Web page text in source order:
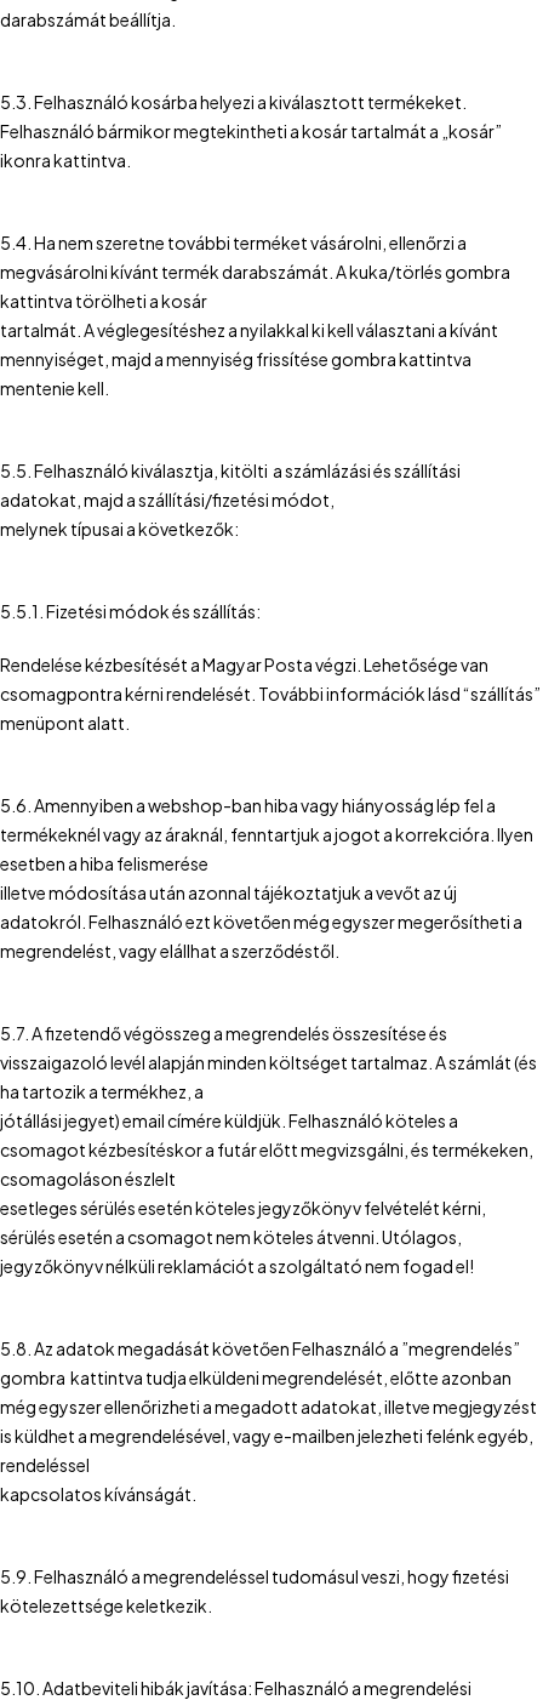
darabszámát beállítja.
5.3. Felhasználó kosárba helyezi a kiválasztott termékeket.
Felhasználó bármikor megtekintheti a kosár tartalmát a „kosár”
ikonra kattintva.
5.4. Ha nem szeretne további terméket vásárolni, ellenőrzi a
megvásárolni kívánt termék darabszámát. A kuka/törlés gombra
kattintva törölheti a kosár
tartalmát. A véglegesítéshez a nyilakkal ki kell választani a kívánt
mennyiséget, majd a mennyiség frissítése gombra kattintva
mentenie kell.
5.5. Felhasználó kiválasztja, kitölti a számlázási és szállítási
adatokat, majd a szállítási/fizetési módot,
melynek típusai a következők:
5.5.1. Fizetési módok és szállítás:
Rendelése kézbesítését a Magyar Posta végzi. Lehetősége van
csomagpontra kérni rendelését. További információk lásd “szállítás”
menüpont alatt.
5.6. Amennyiben a webshop-ban hiba vagy hiányosság lép fel a
termékeknél vagy az áraknál, fenntartjuk a jogot a korrekcióra. Ilyen
esetben a hiba felismerése
illetve módosítása után azonnal tájékoztatjuk a vevőt az új
adatokról. Felhasználó ezt követően még egyszer megerősítheti a
megrendelést, vagy elállhat a szerződéstől.
5.7. A fizetendő végösszeg a megrendelés összesítése és
visszaigazoló levél alapján minden költséget tartalmaz. A számlát (és
ha tartozik a termékhez, a
jótállási jegyet) email címére küldjük. Felhasználó köteles a
csomagot kézbesítéskor a futár előtt megvizsgálni, és termékeken,
csomagoláson észlelt
esetleges sérülés esetén köteles jegyzőkönyv felvételét kérni,
sérülés esetén a csomagot nem köteles átvenni. Utólagos,
jegyzőkönyv nélküli reklamációt a szolgáltató nem fogad el!
5.8. Az adatok megadását követően Felhasználó a ”megrendelés”
gombra kattintva tudja elküldeni megrendelését, előtte azonban
még egyszer ellenőrizheti a megadott adatokat, illetve megjegyzést
is küldhet a megrendelésével, vagy e-mailben jelezheti felénk egyéb,
rendeléssel
kapcsolatos kívánságát.
5.9. Felhasználó a megrendeléssel tudomásul veszi, hogy fizetési
kötelezettsége keletkezik.
5.10. Adatbeviteli hibák javítása: Felhasználó a megrendelési